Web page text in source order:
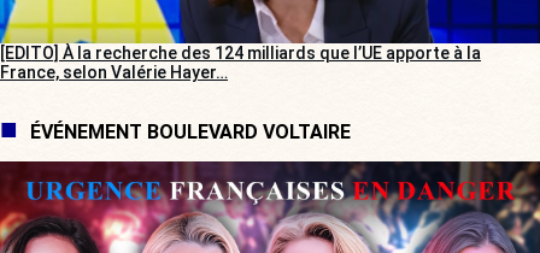
[EDITO] À la recherche des 124 milliards que l’UE apporte à la
France, selon Valérie Hayer…
ÉVÉNEMENT BOULEVARD VOLTAIRE